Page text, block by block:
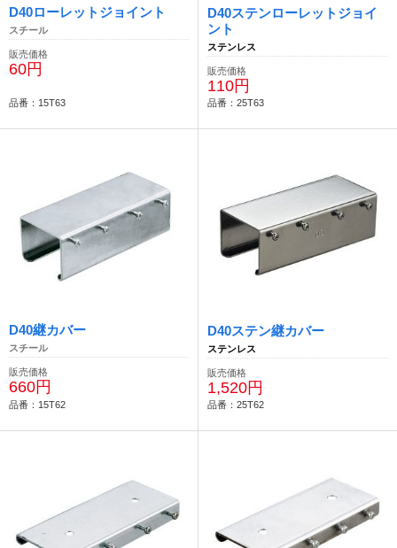
D40ローレットジョイント
スチール
販売価格
60円
品番：15T63
D40ステンローレットジョイ
ント
ステンレス
販売価格
110円
品番：25T63
D40継カバー
スチール
販売価格
660円
品番：15T62
D40ステン継カバー
ステンレス
販売価格
1,520円
品番：25T62